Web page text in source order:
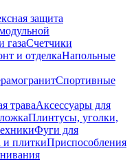
защита
газаСчетчики
и отделкаНапольные
Спортивные
траваАксессуары для
Плинтусы, уголки,
Фуги для
плиткиПриспособления